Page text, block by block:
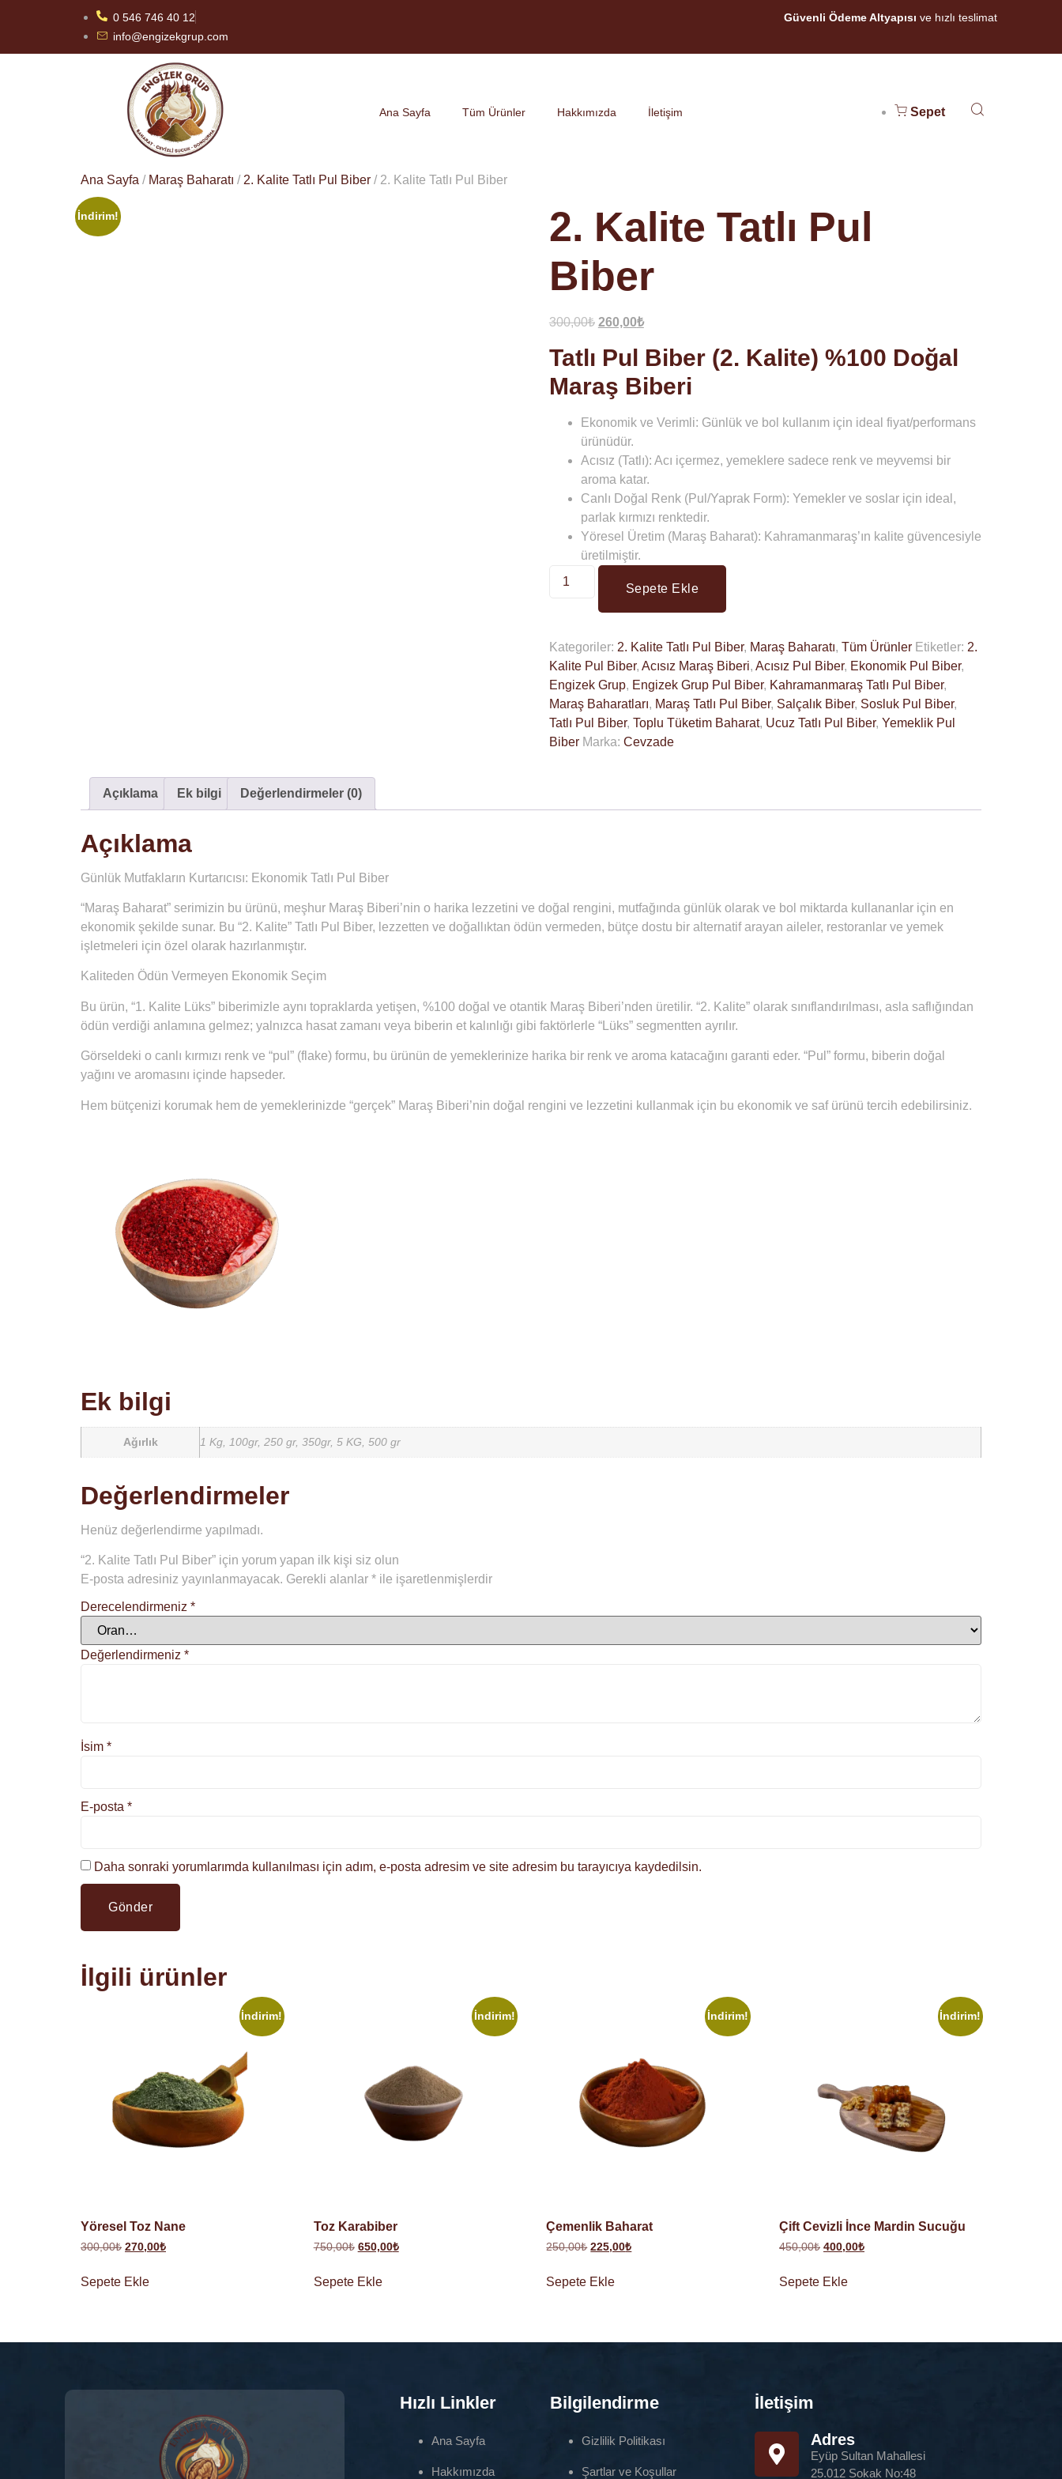
0 546 746 40 12
info@engizekgrup.com
Güvenli Ödeme Altyapısı ve hızlı teslimat
Ana Sayfa Tüm Ürünler Hakkımızda İletişim Sepet
Ana Sayfa / Maraş Baharatı / 2. Kalite Tatlı Pul Biber / 2. Kalite Tatlı Pul Biber
İndirim!
2. Kalite Tatlı Pul
Biber
300,00₺ 260,00₺
Tatlı Pul Biber (2. Kalite) %100 Doğal
Maraş Biberi
Ekonomik ve Verimli: Günlük ve bol kullanım için ideal fiyat/performans
ürünüdür.
Acısız (Tatlı): Acı içermez, yemeklere sadece renk ve meyvemsi bir
aroma katar.
Canlı Doğal Renk (Pul/Yaprak Form): Yemekler ve soslar için ideal,
parlak kırmızı renktedir.
Yöresel Üretim (Maraş Baharat): Kahramanmaraş’ın kalite güvencesiyle
üretilmiştir.
Sepete Ekle
Kategoriler: 2. Kalite Tatlı Pul Biber, Maraş Baharatı, Tüm Ürünler Etiketler: 2.
Kalite Pul Biber, Acısız Maraş Biberi, Acısız Pul Biber, Ekonomik Pul Biber,
Engizek Grup, Engizek Grup Pul Biber, Kahramanmaraş Tatlı Pul Biber,
Maraş Baharatları, Maraş Tatlı Pul Biber, Salçalık Biber, Sosluk Pul Biber,
Tatlı Pul Biber, Toplu Tüketim Baharat, Ucuz Tatlı Pul Biber, Yemeklik Pul
Biber Marka: Cevzade
Açıklama Ek bilgi Değerlendirmeler (0)
Açıklama
Günlük Mutfakların Kurtarıcısı: Ekonomik Tatlı Pul Biber
“Maraş Baharat” serimizin bu ürünü, meşhur Maraş Biberi’nin o harika lezzetini ve doğal rengini, mutfağında günlük olarak ve bol miktarda kullananlar için en
ekonomik şekilde sunar. Bu “2. Kalite” Tatlı Pul Biber, lezzetten ve doğallıktan ödün vermeden, bütçe dostu bir alternatif arayan aileler, restoranlar ve yemek
işletmeleri için özel olarak hazırlanmıştır.
Kaliteden Ödün Vermeyen Ekonomik Seçim
Bu ürün, “1. Kalite Lüks” biberimizle aynı topraklarda yetişen, %100 doğal ve otantik Maraş Biberi’nden üretilir. “2. Kalite” olarak sınıflandırılması, asla saflığından
ödün verdiği anlamına gelmez; yalnızca hasat zamanı veya biberin et kalınlığı gibi faktörlerle “Lüks” segmentten ayrılır.
Görseldeki o canlı kırmızı renk ve “pul” (flake) formu, bu ürünün de yemeklerinize harika bir renk ve aroma katacağını garanti eder. “Pul” formu, biberin doğal
yağını ve aromasını içinde hapseder.
Hem bütçenizi korumak hem de yemeklerinizde “gerçek” Maraş Biberi’nin doğal rengini ve lezzetini kullanmak için bu ekonomik ve saf ürünü tercih edebilirsiniz.
Ek bilgi
Ağırlık 1 Kg, 100gr, 250 gr, 350gr, 5 KG, 500 gr
Değerlendirmeler
Henüz değerlendirme yapılmadı.
“2. Kalite Tatlı Pul Biber” için yorum yapan ilk kişi siz olun
E-posta adresiniz yayınlanmayacak. Gerekli alanlar * ile işaretlenmişlerdir
Derecelendirmeniz *
Değerlendirmeniz *
İsim *
E-posta *
Daha sonraki yorumlarımda kullanılması için adım, e-posta adresim ve site adresim bu tarayıcıya kaydedilsin.
İlgili ürünler
İndirim!
Yöresel Toz Nane
300,00₺ 270,00₺
Sepete Ekle
İndirim!
Toz Karabiber
750,00₺ 650,00₺
Sepete Ekle
İndirim!
Çemenlik Baharat
250,00₺ 225,00₺
Sepete Ekle
İndirim!
Çift Cevizli İnce Mardin Sucuğu
450,00₺ 400,00₺
Sepete Ekle
Hızlı Linkler
Ana Sayfa
Hakkımızda
Bilgilendirme
Gizlilik Politikası
Şartlar ve Koşullar
İletişim
Adres
Eyüp Sultan Mahallesi
25.012 Sokak No:48